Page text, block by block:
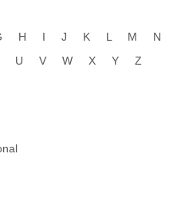
H I J K L M
N
U V W X Y Z